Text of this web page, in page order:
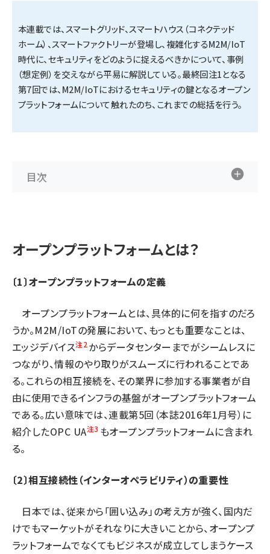
本連載では、スマートグリッド、スマートハウス（コネクテッド
ホーム）、スマートファクトリーが登場し、複雑化するM2M/IoT
時代に、セキュリティをどのように捉えるべきかについて、事例
（想定例）を交えながら平易に解説している。最終回注1となる
第7回では、M2M/IoTにおけるセキュリティの鍵となるオープン
プラットフォームについて触れたのち、これまでの総括を行う。
目次
オープンプラットフォームとは？
〔1〕オープンプラットフォームの定義
オープンプラットフォームとは、具体的に何を指すのだろ
うか。M2M/IoTの発展において、もっとも重要なことは、
エッジデバイス注2 からデータセンターまでがシームレスに
つながり、情報のやり取りがスムーズに行われることであ
る。これらの相互接続を、その業界に参加する事業者が自
由に使用できるインフラの基盤がオープンプラットフォーム
である。広い意味では、連載第5回（本誌2016年1月号） に
紹介したOPC UA注3 もオープンプラットフォームに含まれ
る。
〔2〕相互接続性（インターオペラビリティ）の重要性
日本では、従来から「囲い込み」の考え方が強く、国内だ
けでもマーケットがそれなりに大きいことから、オープンプ
ラットフォームでなくてもビジネスが成立してしまうケース